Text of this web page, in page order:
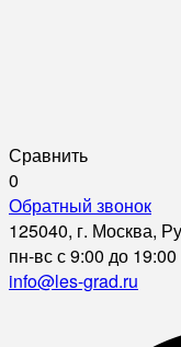
Сравнить
0
Обратный звонок
125040, г. Москва,
пн-вс с 9:00 до 19:00
info@les-grad.ru